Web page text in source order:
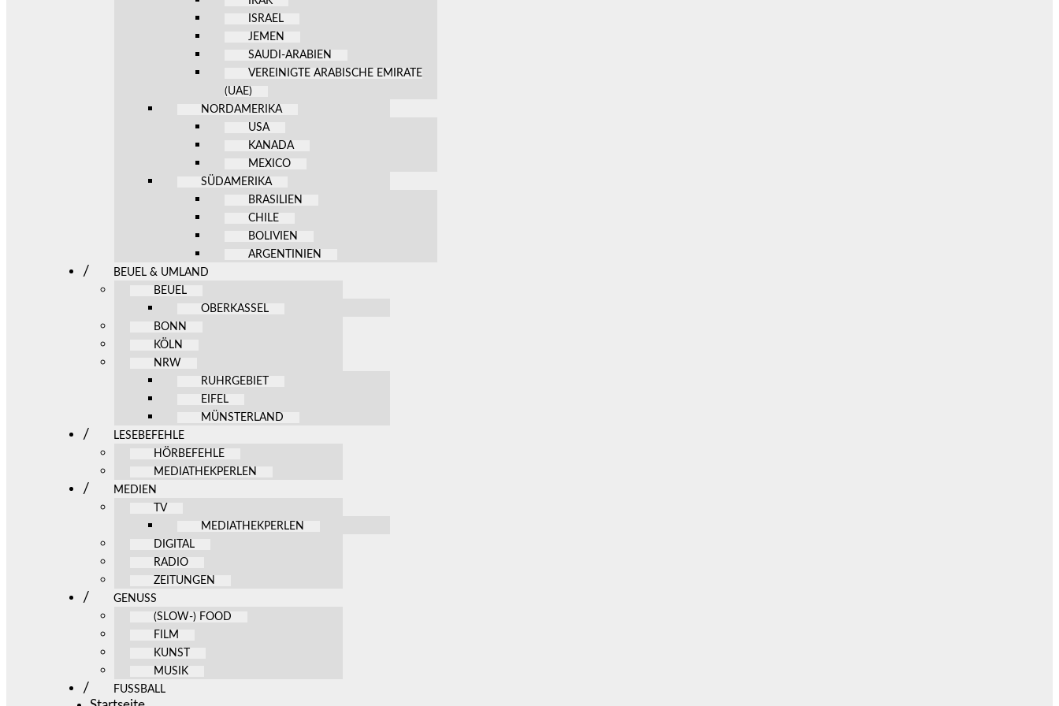
ISRAEL
JEMEN
SAUDI-ARABIEN
VEREINIGTE ARABISCHE EMIRATE
(UAE)
NORDAMERIKA
USA
KANADA
MEXICO
SÜDAMERIKA
BRASILIEN
CHILE
BOLIVIEN
ARGENTINIEN
BEUEL & UMLAND
BEUEL
OBERKASSEL
BONN
KÖLN
NRW
RUHRGEBIET
EIFEL
MÜNSTERLAND
LESEBEFEHLE
HÖRBEFEHLE
MEDIATHEKPERLEN
MEDIEN
TV
MEDIATHEKPERLEN
DIGITAL
RADIO
ZEITUNGEN
GENUSS
(SLOW-) FOOD
FILM
KUNST
MUSIK
FUSSBALL